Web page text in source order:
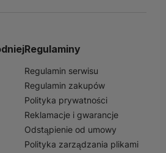
Regulaminy
Regulamin serwisu
Regulamin zakupów
Polityka prywatności
Reklamacje i gwarancje
Odstąpienie od umowy
Polityka zarządzania plikami